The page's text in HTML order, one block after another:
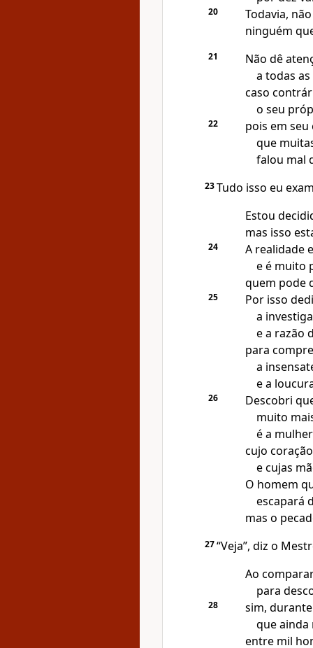
20
Todavia,
ninguém
21
Não dê
a todas
caso
o seu
22
pois em seu
que
falou mal
23Tudo isso eu
Estou
mas isso
24
A realidade
e é muito
quem pode
25
Por isso
a
e a razão
para
a
e a
26
Descobri
muito
é a
cujo
e cujas
O homem
escapará
mas o
27“Veja”, diz o
Ao
para
28
sim,
que
entre mil